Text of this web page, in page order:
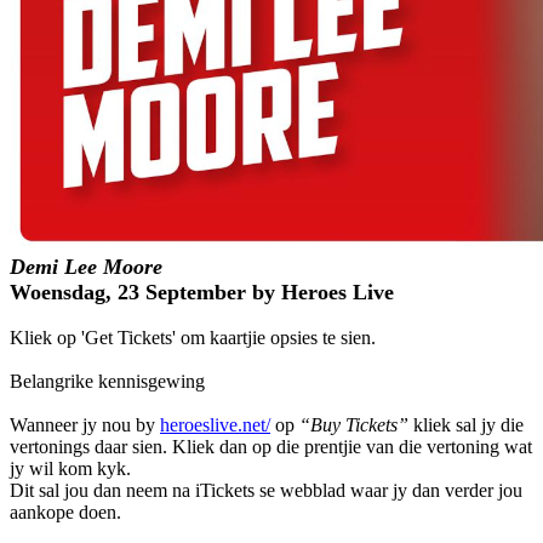
Demi Lee Moore
Woensdag, 23 September by Heroes Live
Kliek op 'Get Tickets' om kaartjie opsies te sien.
Belangrike kennisgewing
Wanneer jy nou by heroeslive.net/op “Buy Tickets” kliek sal jy die
vertonings daar sien. Kliek dan op die prentjie van die vertoning wat
jy wil kom kyk.
Dit sal jou dan neem na iTickets se webblad waar jy dan verder jou
aankope doen.